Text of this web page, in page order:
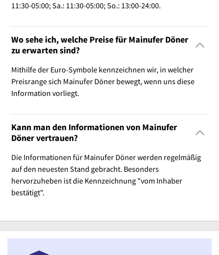
11:30-05:00; Sa.: 11:30-05:00; So.: 13:00-24:00.
Wo sehe ich, welche Preise für Mainufer Döner
zu erwarten sind?
Mithilfe der Euro-Symbole kennzeichnen wir, in welcher
Preisrange sich Mainufer Döner bewegt, wenn uns diese
Information vorliegt.
Kann man den Informationen von Mainufer
Döner vertrauen?
Die Informationen für Mainufer Döner werden regelmäßig
auf den neuesten Stand gebracht. Besonders
hervorzuheben ist die Kennzeichnung "vom Inhaber
bestätigt".